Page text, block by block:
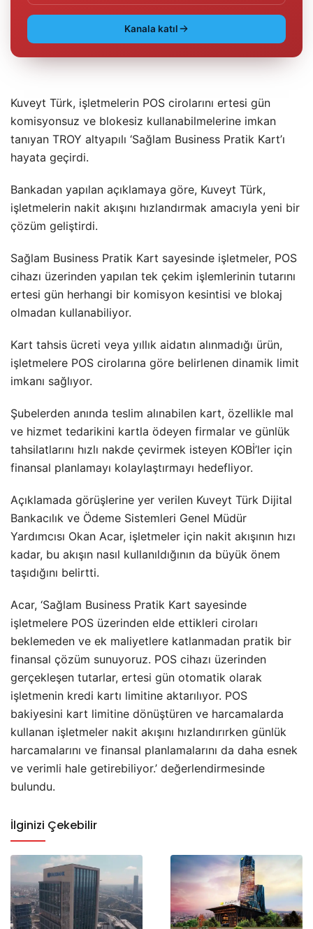
Kanala katıl
Kuveyt Türk, işletmelerin POS cirolarını ertesi gün
komisyonsuz ve blokesiz kullanabilmelerine imkan
tanıyan TROY altyapılı ‘Sağlam Business Pratik Kart’ı
hayata geçirdi.
Bankadan yapılan açıklamaya göre, Kuveyt Türk,
işletmelerin nakit akışını hızlandırmak amacıyla yeni bir
çözüm geliştirdi.
Sağlam Business Pratik Kart sayesinde işletmeler, POS
cihazı üzerinden yapılan tek çekim işlemlerinin tutarını
ertesi gün herhangi bir komisyon kesintisi ve blokaj
olmadan kullanabiliyor.
Kart tahsis ücreti veya yıllık aidatın alınmadığı ürün,
işletmelere POS cirolarına göre belirlenen dinamik limit
imkanı sağlıyor.
Şubelerden anında teslim alınabilen kart, özellikle mal
ve hizmet tedarikini kartla ödeyen firmalar ve günlük
tahsilatlarını hızlı nakde çevirmek isteyen KOBİ’ler için
finansal planlamayı kolaylaştırmayı hedefliyor.
Açıklamada görüşlerine yer verilen Kuveyt Türk Dijital
Bankacılık ve Ödeme Sistemleri Genel Müdür
Yardımcısı Okan Acar, işletmeler için nakit akışının hızı
kadar, bu akışın nasıl kullanıldığının da büyük önem
taşıdığını belirtti.
Acar, ‘Sağlam Business Pratik Kart sayesinde
işletmelere POS üzerinden elde ettikleri ciroları
beklemeden ve ek maliyetlere katlanmadan pratik bir
finansal çözüm sunuyoruz. POS cihazı üzerinden
gerçekleşen tutarlar, ertesi gün otomatik olarak
işletmenin kredi kartı limitine aktarılıyor. POS
bakiyesini kart limitine dönüştüren ve harcamalarda
kullanan işletmeler nakit akışını hızlandırırken günlük
harcamalarını ve finansal planlamalarını da daha esnek
ve verimli hale getirebiliyor.’ değerlendirmesinde
bulundu.
İlginizi Çekebilir